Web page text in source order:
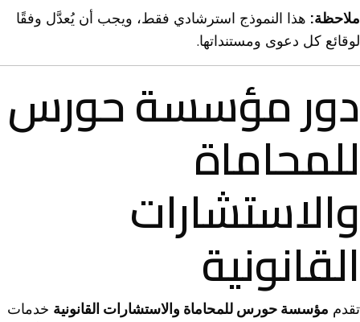
ملاحظة: هذا النموذج استرشادي فقط، ويجب أن يُعدَّل وفقًا
لوقائع كل دعوى ومستنداتها.
دور مؤسسة حورس
للمحاماة
والاستشارات
القانونية
تقدم مؤسسة حورس للمحاماة والاستشارات القانونية خدمات